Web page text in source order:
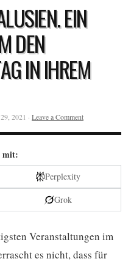
EIN
DEN
IN IHREM
2021 · Leave a Comment
mit:
Perplexity
Grok
Veranstaltungen im
es nicht, dass für